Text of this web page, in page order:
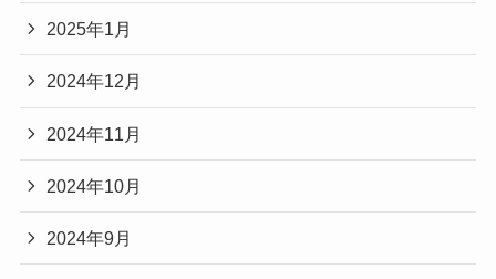
2025年1月
2024年12月
2024年11月
2024年10月
2024年9月